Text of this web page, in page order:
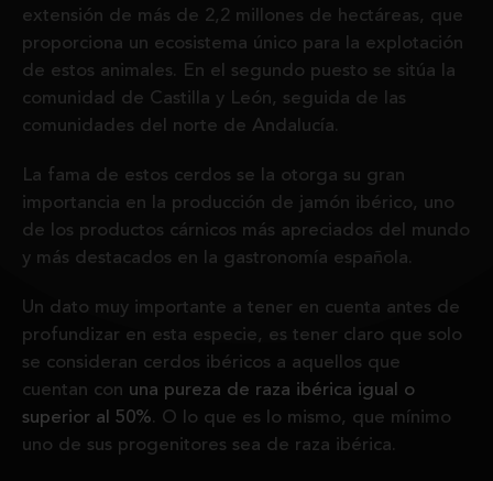
extensión de más de 2,2 millones de hectáreas, que
proporciona un ecosistema único para la explotación
de estos animales. En el segundo puesto se sitúa la
comunidad de Castilla y León, seguida de las
comunidades del norte de Andalucía.
La fama de estos cerdos se la otorga su gran
importancia en la producción de jamón ibérico, uno
de los productos cárnicos más apreciados del mundo
y más destacados en la gastronomía española.
Un dato muy importante a tener en cuenta antes de
profundizar en esta especie, es tener claro que solo
se consideran cerdos ibéricos a aquellos que
cuentan con una pureza de raza ibérica igual o
superior al 50%. O lo que es lo mismo, que mínimo
uno de sus progenitores sea de raza ibérica.